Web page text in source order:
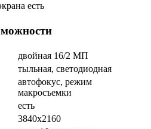
есть
двойная 16/2 МП
тыльная, светодиодная
автофокус, режим
макросъемки
есть
3840x2160